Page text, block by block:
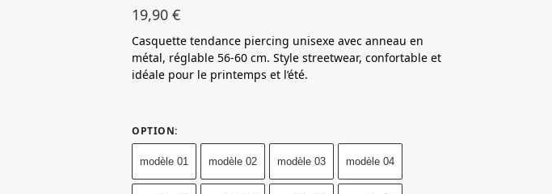
19,90€
Casquette tendance piercing unisexe avec anneau en
métal, réglable 56-60 cm. Style streetwear, confortable et
idéale pour le printemps et l’été.
OPTION:
modèle 01 modèle 02 modèle 03 modèle 04